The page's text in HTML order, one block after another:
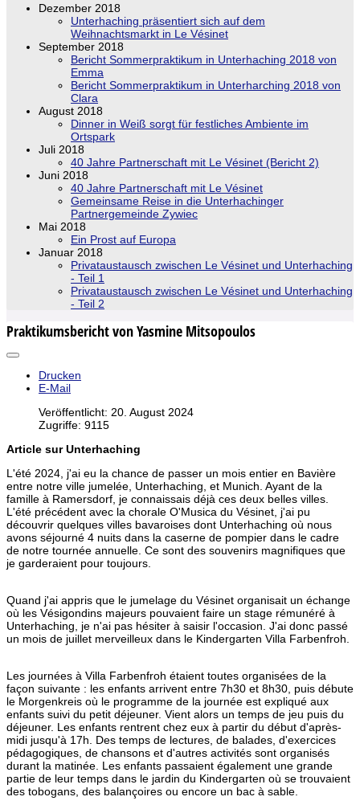
Dezember 2018
Unterhaching präsentiert sich auf dem
Weihnachtsmarkt in Le Vésinet
September 2018
Bericht Sommerpraktikum in Unterhaching 2018 von
Emma
Bericht Sommerpraktikum in Unterharching 2018 von
Clara
August 2018
Dinner in Weiß sorgt für festliches Ambiente im
Ortspark
Juli 2018
40 Jahre Partnerschaft mit Le Vésinet (Bericht 2)
Juni 2018
40 Jahre Partnerschaft mit Le Vésinet
Gemeinsame Reise in die Unterhachinger
Partnergemeinde Zywiec
Mai 2018
Ein Prost auf Europa
Januar 2018
Privataustausch zwischen Le Vésinet und Unterhaching
- Teil 1
Privataustausch zwischen Le Vésinet und Unterhaching
- Teil 2
Praktikumsbericht von Yasmine Mitsopoulos
Drucken
E-Mail
Veröffentlicht: 20. August 2024
Zugriffe: 9115
Article sur Unterhaching
L'été 2024, j'ai eu la chance de passer un mois entier en Bavière
entre notre ville jumelée, Unterhaching, et Munich. Ayant de la
famille à Ramersdorf, je connaissais déjà ces deux belles villes.
L'été précédent avec la chorale O'Musica du Vésinet, j'ai pu
découvrir quelques villes bavaroises dont Unterhaching où nous
avons séjourné 4 nuits dans la caserne de pompier dans le cadre
de notre tournée annuelle. Ce sont des souvenirs magnifiques que
je garderaient pour toujours.
Quand j'ai appris que le jumelage du Vésinet organisait un échange
où les Vésigondins majeurs pouvaient faire un stage rémunéré à
Unterhaching, je n'ai pas hésiter à saisir l'occasion. J'ai donc passé
un mois de juillet merveilleux dans le Kindergarten Villa Farbenfroh.
Les journées à Villa Farbenfroh étaient toutes organisées de la
façon suivante : les enfants arrivent entre 7h30 et 8h30, puis débute
le Morgenkreis où le programme de la journée est expliqué aux
enfants suivi du petit déjeuner. Vient alors un temps de jeu puis du
déjeuner. Les enfants rentrent chez eux à partir du début d'après-
midi jusqu'à 17h. Des temps de lectures, de balades, d'exercices
pédagogiques, de chansons et d'autres activités sont organisés
durant la matinée. Les enfants passaient également une grande
partie de leur temps dans le jardin du Kindergarten où se trouvaient
des tobogans, des balançoires ou encore un bac à sable.